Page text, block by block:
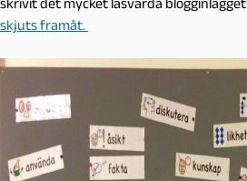
skjuts framåt.